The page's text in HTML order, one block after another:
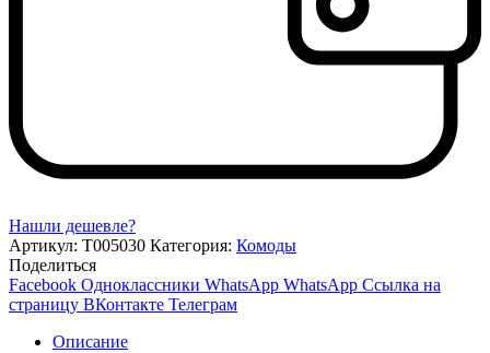
Нашли дешевле?
Артикул: Т005030 Категория: Комоды
Поделиться
Facebook Одноклассники WhatsApp WhatsApp Ссылка на
страницу ВКонтакте Телеграм
Описание